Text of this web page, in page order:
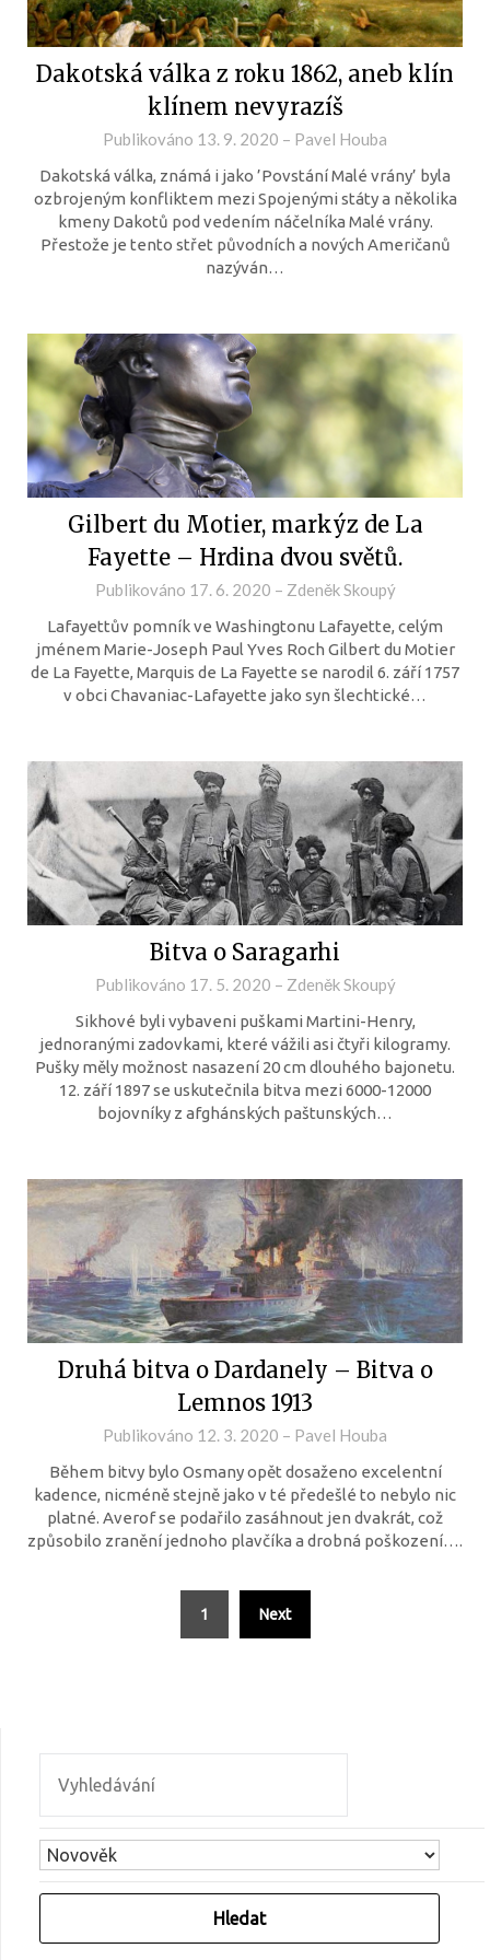
Dakotská válka z roku 1862, aneb klín
klínem nevyrazíš
Publikováno 13. 9. 2020 – Pavel Houba
Dakotská válka, známá i jako ’Povstání Malé vrány’ byla
ozbrojeným konfliktem mezi Spojenými státy a několika
kmeny Dakotů pod vedením náčelníka Malé vrány.
Přestože je tento střet původních a nových Američanů
nazýván…
Gilbert du Motier, markýz de La
Fayette – Hrdina dvou světů.
Publikováno 17. 6. 2020 – Zdeněk Skoupý
Lafayettův pomník ve Washingtonu Lafayette, celým
jménem Marie-Joseph Paul Yves Roch Gilbert du Motier
de La Fayette, Marquis de La Fayette se narodil 6. září 1757
v obci Chavaniac-Lafayette jako syn šlechtické…
Bitva o Saragarhi
Publikováno 17. 5. 2020 – Zdeněk Skoupý
Sikhové byli vybaveni puškami Martini-Henry,
jednoranými zadovkami, které vážili asi čtyři kilogramy.
Pušky měly možnost nasazení 20 cm dlouhého bajonetu.
12. září 1897 se uskutečnila bitva mezi 6000-12000
bojovníky z afghánských paštunských…
Druhá bitva o Dardanely – Bitva o
Lemnos 1913
Publikováno 12. 3. 2020 – Pavel Houba
Během bitvy bylo Osmany opět dosaženo excelentní
kadence, nicméně stejně jako v té předešlé to nebylo nic
platné. Averof se podařilo zasáhnout jen dvakrát, což
způsobilo zranění jednoho plavčíka a drobná poškození….
1 Next